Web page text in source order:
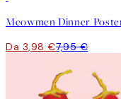
Meowmen Dinner
Da 3,98 €7,95 €